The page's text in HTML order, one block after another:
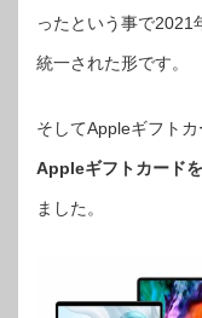
ったという事で2021
統一された形です。
そしてAppleギフトカ
Appleギフトカード
ました。